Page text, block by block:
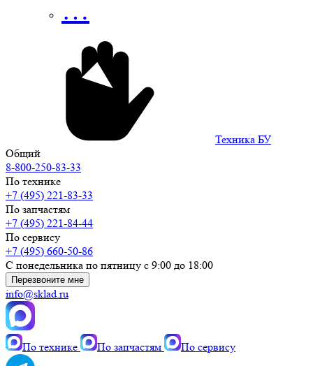
…
Техника БУ
Общий
8-800-250-83-33
По технике
+7 (495) 221-83-33
По запчастям
+7 (495) 221-84-44
По сервису
+7 (495) 660-50-86
С понедельника по пятницу с 9:00 до 18:00
Перезвоните мне
info@sklad.ru
По технике По запчастям По сервису